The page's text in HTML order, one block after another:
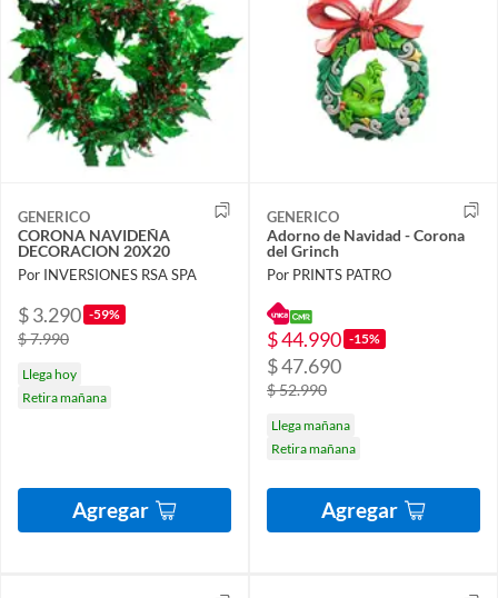
GENERICO
CORONA NAVIDEÑA
DECORACION 20X20
Por INVERSIONES RSA SPA
$ 3.290 -59%
$ 7.990
Llega hoy
Retira mañana
Agregar
GENERICO
Adorno de Navidad - Corona
del Grinch
Por PRINTS PATRO
$ 44.990 -15%
$ 47.690
$ 52.990
Llega mañana
Retira mañana
Agregar